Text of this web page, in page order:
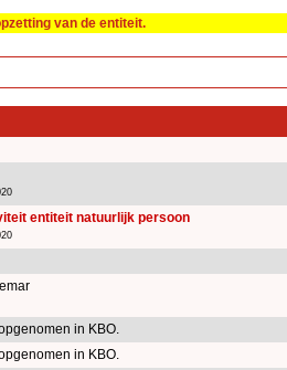
van de entiteit.
entiteit natuurlijk persoon
in KBO.
in KBO.